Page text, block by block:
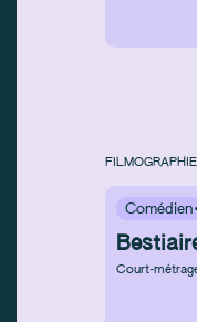
FILMOGRAPHIE
Court-